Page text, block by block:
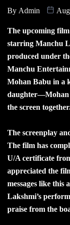
By Admin
The upcoming
starring Manchu
produced under
Manchu
Mohan Babu in a
daughter—Mohan
the screen
The screenplay
The film has
U/A certificate
appreciated the
messages like this
Lakshmi’s
praise from the